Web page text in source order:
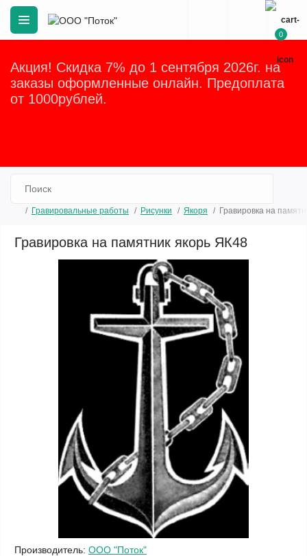
Акция! Скидка 7% до 1 сентября 2026г. на
заказы оформленные онлайн. Предоплата
от 1000рублей.
0
Гравировальные работы Рисунки Якоря Гравировка на
Гравировка на памятник якорь ЯК48
Производитель: ООО "Поток"